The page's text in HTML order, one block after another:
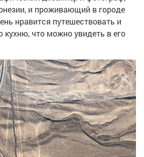
и проживающий в городе
нравится путешествовать и
кухню, что можно увидеть в его